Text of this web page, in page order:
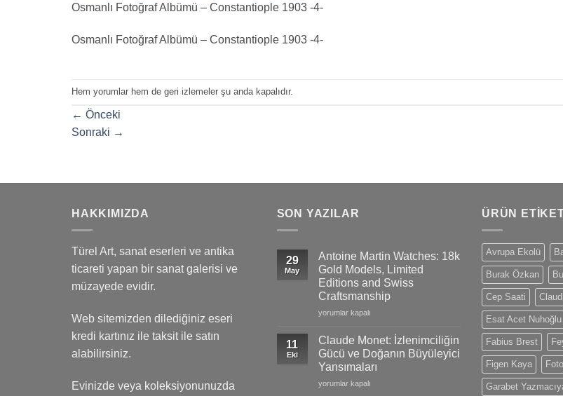
Osmanlı Fotoğraf Albümü – Constantiople 1903 -4-
Osmanlı Fotoğraf Albümü – Constantiople 1903 -4-
Hem yorumlar hem de geri izlemeler şu anda kapalıdır.
← Önceki
Sonraki →
HAKKIMIZDA
Türel Art, sanat eserleri ve antika
ticareti yapan bir sanat galerisi ve
müzayede evidir.
Web sitemizden dilediğiniz eseri
kredi kartınız ile taksit ile satın
alabilirsiniz.
Evinizde veya koleksiyonunuzda
SON YAZILAR
29
May
Antoine Martin Watches: 18k
Gold Models, Limited
Editions and Swiss
Craftsmanship
Antoine
Watches:
18k
Gold
Models,
Limited
yorumlar kapalı
11
Eki
Claude Monet: İzlenimciliğin
Gücü ve Doğanın Büyüleyici
Yansımaları
Claude
yorumlar kapalı
ÜRÜN
Avrupa Ekolü
Burak Özkan
Cep Saati
Esat Acet Nuhoğlu
Fabius Brest
Figen Kaya
Garabet